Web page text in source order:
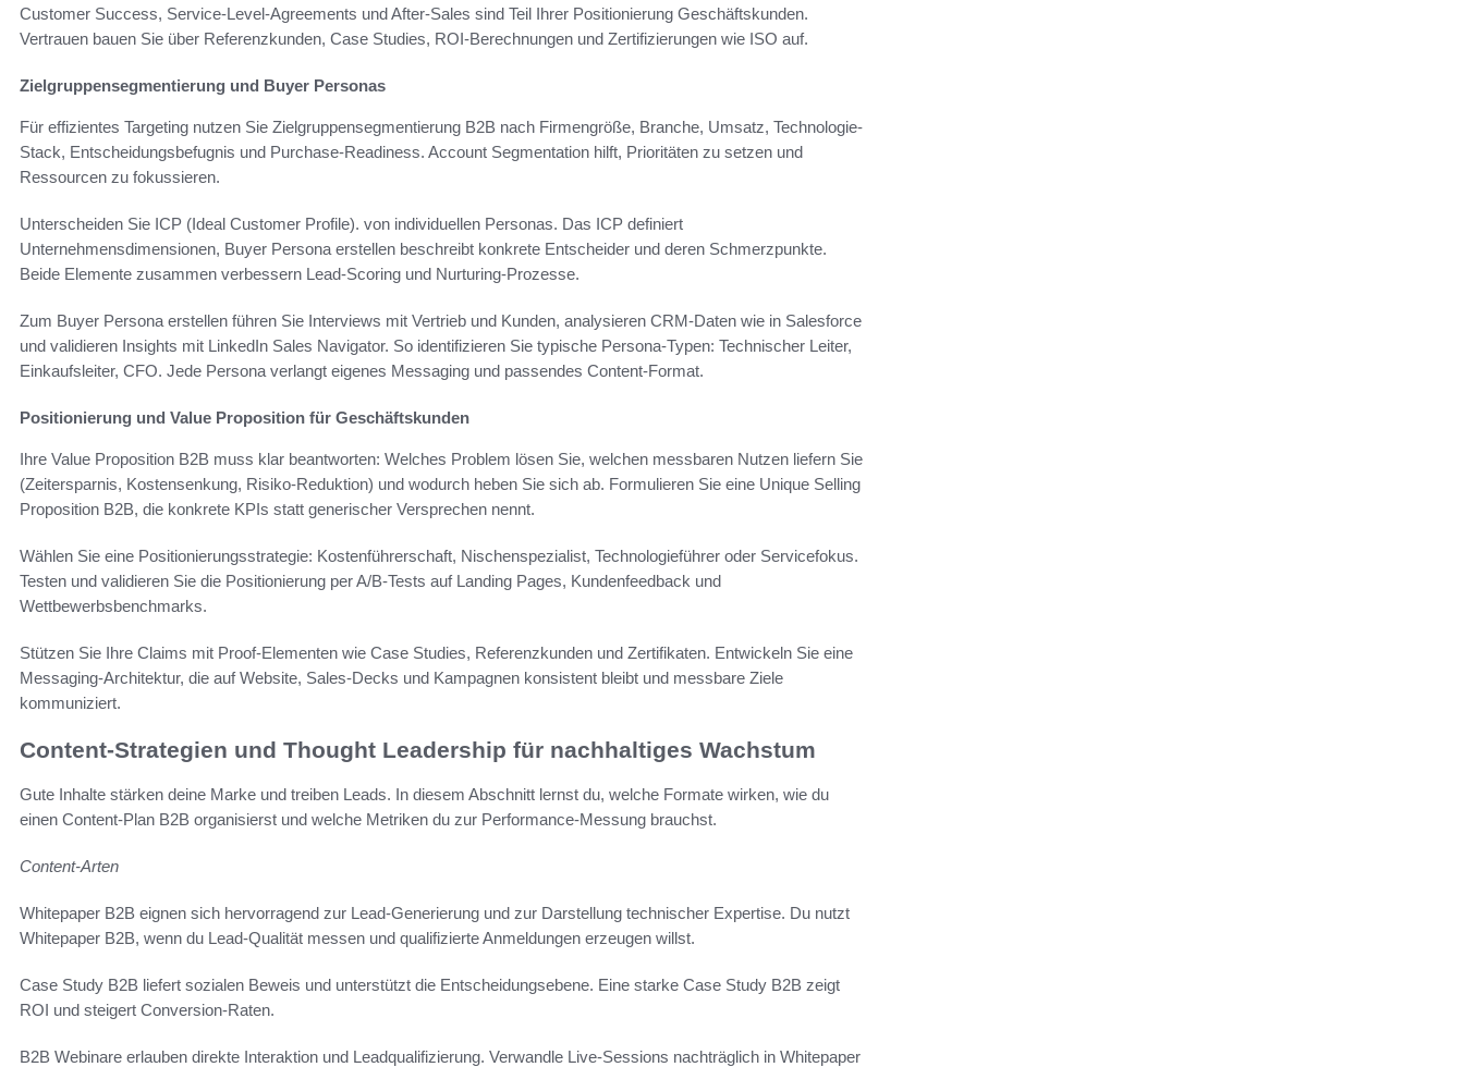
Customer Success, Service-Level-Agreements und After-Sales sind Teil Ihrer Positionierung Geschäftskunden.
Vertrauen bauen Sie über Referenzkunden, Case Studies, ROI-Berechnungen und Zertifizierungen wie ISO auf.
Zielgruppensegmentierung und Buyer Personas
Für effizientes Targeting nutzen Sie Zielgruppensegmentierung B2B nach Firmengröße, Branche, Umsatz, Technologie-
Stack, Entscheidungsbefugnis und Purchase-Readiness. Account Segmentation hilft, Prioritäten zu setzen und
Ressourcen zu fokussieren.
Unterscheiden Sie ICP (Ideal Customer Profile). von individuellen Personas. Das ICP definiert
Unternehmensdimensionen, Buyer Persona erstellen beschreibt konkrete Entscheider und deren Schmerzpunkte.
Beide Elemente zusammen verbessern Lead-Scoring und Nurturing-Prozesse.
Zum Buyer Persona erstellen führen Sie Interviews mit Vertrieb und Kunden, analysieren CRM-Daten wie in Salesforce
und validieren Insights mit LinkedIn Sales Navigator. So identifizieren Sie typische Persona-Typen: Technischer Leiter,
Einkaufsleiter, CFO. Jede Persona verlangt eigenes Messaging und passendes Content-Format.
Positionierung und Value Proposition für Geschäftskunden
Ihre Value Proposition B2B muss klar beantworten: Welches Problem lösen Sie, welchen messbaren Nutzen liefern Sie
(Zeitersparnis, Kostensenkung, Risiko-Reduktion) und wodurch heben Sie sich ab. Formulieren Sie eine Unique Selling
Proposition B2B, die konkrete KPIs statt generischer Versprechen nennt.
Wählen Sie eine Positionierungsstrategie: Kostenführerschaft, Nischenspezialist, Technologieführer oder Servicefokus.
Testen und validieren Sie die Positionierung per A/B-Tests auf Landing Pages, Kundenfeedback und
Wettbewerbsbenchmarks.
Stützen Sie Ihre Claims mit Proof-Elementen wie Case Studies, Referenzkunden und Zertifikaten. Entwickeln Sie eine
Messaging-Architektur, die auf Website, Sales-Decks und Kampagnen konsistent bleibt und messbare Ziele
kommuniziert.
Content-Strategien und Thought Leadership für nachhaltiges Wachstum
Gute Inhalte stärken deine Marke und treiben Leads. In diesem Abschnitt lernst du, welche Formate wirken, wie du
einen Content-Plan B2B organisierst und welche Metriken du zur Performance-Messung brauchst.
Content-Arten
Whitepaper B2B eignen sich hervorragend zur Lead-Generierung und zur Darstellung technischer Expertise. Du nutzt
Whitepaper B2B, wenn du Lead-Qualität messen und qualifizierte Anmeldungen erzeugen willst.
Case Study B2B liefert sozialen Beweis und unterstützt die Entscheidungsebene. Eine starke Case Study B2B zeigt
ROI und steigert Conversion-Raten.
B2B Webinare erlauben direkte Interaktion und Leadqualifizierung. Verwandle Live-Sessions nachträglich in Whitepaper